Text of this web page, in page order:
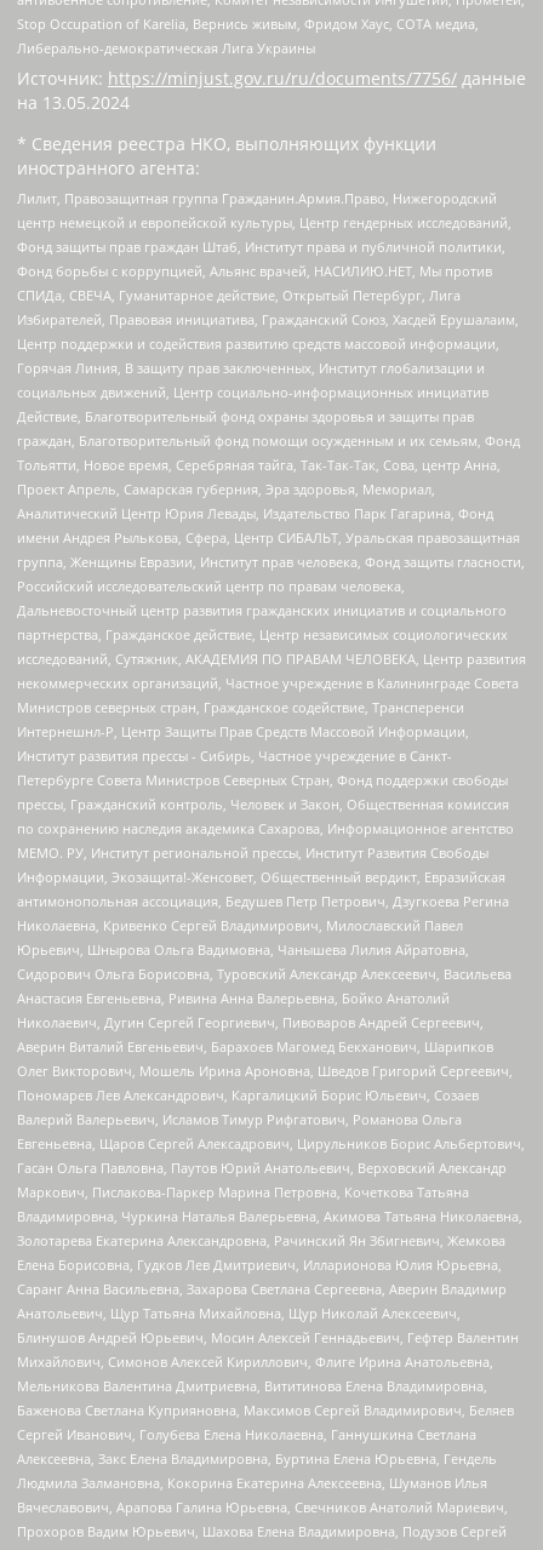
Stop Occupation of Karelia, Вернись живым, Фридом Хаус, СОТА медиа,
Либерально-демократическая Лига Украины
Источник: https://minjust.gov.ru/ru/documents/7756/ данные
на 13.05.2024
* Сведения реестра НКО, выполняющих функции
иностранного агента:
Лилит, Правозащитная группа Гражданин.Армия.Право, Нижегородский
центр немецкой и европейской культуры, Центр гендерных исследований,
Фонд защиты прав граждан Штаб, Институт права и публичной политики,
Фонд борьбы с коррупцией, Альянс врачей, НАСИЛИЮ.НЕТ, Мы против
СПИДа, СВЕЧА, Гуманитарное действие, Открытый Петербург, Лига
Избирателей, Правовая инициатива, Гражданский Союз, Хасдей Ерушалаим,
Центр поддержки и содействия развитию средств массовой информации,
Горячая Линия, В защиту прав заключенных, Институт глобализации и
социальных движений, Центр социально-информационных инициатив
Действие, Благотворительный фонд охраны здоровья и защиты прав
граждан, Благотворительный фонд помощи осужденным и их семьям, Фонд
Тольятти, Новое время, Серебряная тайга, Так-Так-Так, Сова, центр Анна,
Проект Апрель, Самарская губерния, Эра здоровья, Мемориал,
Аналитический Центр Юрия Левады, Издательство Парк Гагарина, Фонд
имени Андрея Рылькова, Сфера, Центр СИБАЛЬТ, Уральская правозащитная
группа, Женщины Евразии, Институт прав человека, Фонд защиты гласности,
Российский исследовательский центр по правам человека,
Дальневосточный центр развития гражданских инициатив и социального
партнерства, Гражданское действие, Центр независимых социологических
исследований, Сутяжник, АКАДЕМИЯ ПО ПРАВАМ ЧЕЛОВЕКА, Центр развития
некоммерческих организаций, Частное учреждение в Калининграде Совета
Министров северных стран, Гражданское содействие, Трансперенси
Интернешнл-Р, Центр Защиты Прав Средств Массовой Информации,
Институт развития прессы - Сибирь, Частное учреждение в Санкт-
Петербурге Совета Министров Северных Стран, Фонд поддержки свободы
прессы, Гражданский контроль, Человек и Закон, Общественная комиссия
по сохранению наследия академика Сахарова, Информационное агентство
МЕМО. РУ, Институт региональной прессы, Институт Развития Свободы
Информации, Экозащита!-Женсовет, Общественный вердикт, Евразийская
антимонопольная ассоциация, Бедушев Петр Петрович, Дзугкоева Регина
Николаевна, Кривенко Сергей Владимирович, Милославский Павел
Юрьевич, Шнырова Ольга Вадимовна, Чанышева Лилия Айратовна,
Сидорович Ольга Борисовна, Туровский Александр Алексеевич, Васильева
Анастасия Евгеньевна, Ривина Анна Валерьевна, Бойко Анатолий
Николаевич, Дугин Сергей Георгиевич, Пивоваров Андрей Сергеевич,
Аверин Виталий Евгеньевич, Барахоев Магомед Бекханович, Шарипков
Олег Викторович, Мошель Ирина Ароновна, Шведов Григорий Сергеевич,
Пономарев Лев Александрович, Каргалицкий Борис Юльевич, Созаев
Валерий Валерьевич, Исламов Тимур Рифгатович, Романова Ольга
Евгеньевна, Щаров Сергей Алексадрович, Цирульников Борис Альбертович,
Гасан Ольга Павловна, Паутов Юрий Анатольевич, Верховский Александр
Маркович, Пислакова-Паркер Марина Петровна, Кочеткова Татьяна
Владимировна, Чуркина Наталья Валерьевна, Акимова Татьяна Николаевна,
Золотарева Екатерина Александровна, Рачинский Ян Збигневич, Жемкова
Елена Борисовна, Гудков Лев Дмитриевич, Илларионова Юлия Юрьевна,
Саранг Анна Васильевна, Захарова Светлана Сергеевна, Аверин Владимир
Анатольевич, Щур Татьяна Михайловна, Щур Николай Алексеевич,
Блинушов Андрей Юрьевич, Мосин Алексей Геннадьевич, Гефтер Валентин
Михайлович, Симонов Алексей Кириллович, Флиге Ирина Анатольевна,
Мельникова Валентина Дмитриевна, Вититинова Елена Владимировна,
Баженова Светлана Куприяновна, Максимов Сергей Владимирович, Беляев
Сергей Иванович, Голубева Елена Николаевна, Ганнушкина Светлана
Алексеевна, Закс Елена Владимировна, Буртина Елена Юрьевна, Гендель
Людмила Залмановна, Кокорина Екатерина Алексеевна, Шуманов Илья
Вячеславович, Арапова Галина Юрьевна, Свечников Анатолий Мариевич,
Прохоров Вадим Юрьевич, Шахова Елена Владимировна, Подузов Сергей